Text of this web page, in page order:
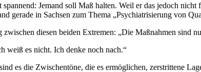
Jemand soll Maß halten. Weil er das jedoch
gerade in Sachsen zum Thema „Psychiatrisierung von
diesen beiden Extremen: „Die Maßnahmen sind
weiß es nicht. Ich denke noch nach.“
es die Zwischentöne, die es ermöglichen, zerstrittene